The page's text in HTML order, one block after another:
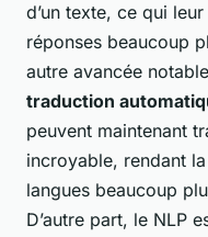
d’un texte, ce qui
réponses beaucoup
autre avancée
traduction
peuvent maintenant
incroyable, rendant
langues beaucoup
D’autre part, le NLP